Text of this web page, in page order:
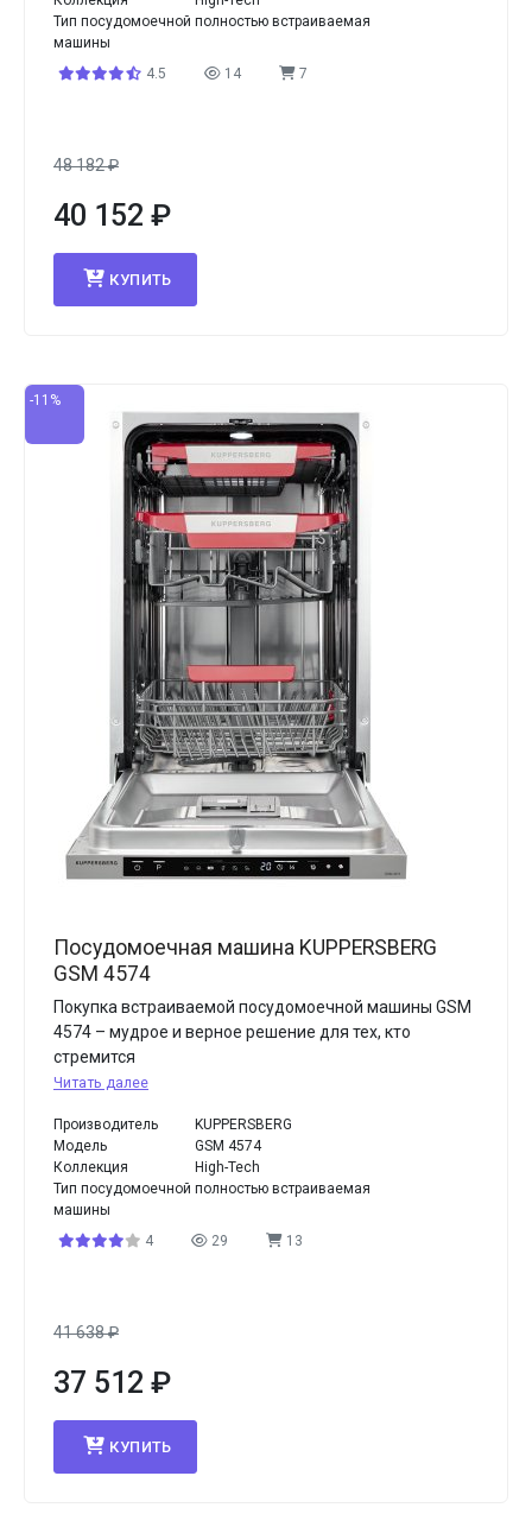
Тип посудомоечной
машины
полностью встраиваемая
4.5 14 7
48 182₽
40 152 ₽
КУПИТЬ
-11%
Посудомоечная машина KUPPERSBERG
GSM 4574
Покупка встраиваемой посудомоечной машины GSM
4574 – мудрое и верное решение для тех, кто
стремится
Читать далее
Производитель
KUPPERSBERG
Модель
GSM 4574
Коллекция
High-Tech
Тип посудомоечной
машины
полностью встраиваемая
4 29 13
41 638₽
37 512 ₽
КУПИТЬ